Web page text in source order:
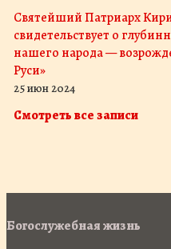
Святейший Патриарх
свидетельствует о
нашего народа —
Руси»
25 июн 2024
Смотреть все записи
Богослужебная жизнь